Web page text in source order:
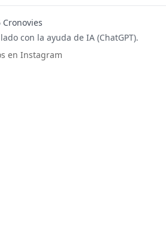
con la ayuda de IA (ChatGPT).
en Instagram